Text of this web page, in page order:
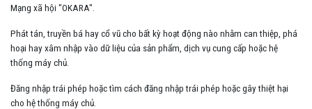
Mạng xã hội "OKARA".
Phát tán, truyền bá hay cổ vũ cho bất kỳ hoạt động nào nhằm can thiệp, phá
hoại hay xâm nhập vào dữ liệu của sản phẩm, dịch vụ cung cấp hoặc hệ
thống máy chủ.
Đăng nhập trái phép hoặc tìm cách đăng nhập trái phép hoặc gây thiệt hại
cho hệ thống máy chủ.